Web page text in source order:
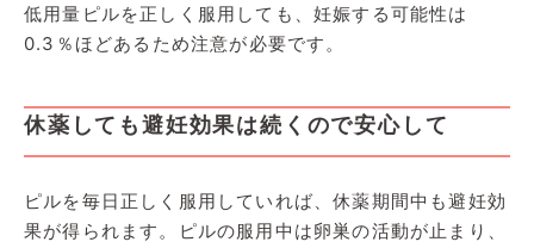
低用量ピルを正しく服用しても、妊娠する可能性は
0.3％ほどあるため注意が必要です。
休薬しても避妊効果は続くので安心して
ピルを毎日正しく服用していれば、休薬期間中も避妊効
果が得られます。ピルの服用中は卵巣の活動が止まり、